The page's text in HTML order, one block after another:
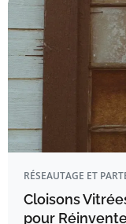
RÉSEAUTAGE ET
Cloisons
pour